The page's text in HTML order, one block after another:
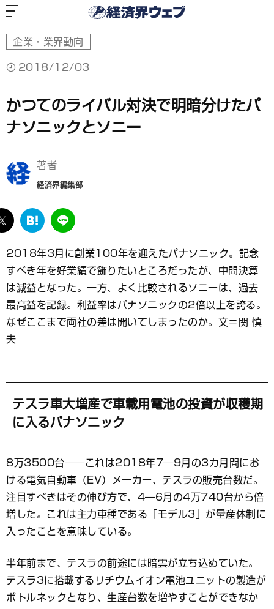
企業・業界動向
2018/12/03
かつてのライバル対決で明暗分けたパ
ナソニックとソニー
著者
経済界編集部
twitter
は
な
ブ
ッ
ク
マ
ー
ク
LINE
2018年3月に創業100年を迎えたパナソニック。記念
すべき年を好業績で飾りたいところだったが、中間決算
は減益となった。一方、よく比較されるソニーは、過去
最高益を記録。利益率はパナソニックの2倍以上を誇る。
なぜここまで両社の差は開いてしまったのか。文＝関 慎
夫
テスラ車大増産で車載用電池の投資が収穫期
に入るパナソニック
8万3500台――これは2018年7―9月の3カ月間にお
ける電気自動車（EV）メーカー、テスラの販売台数だ。
注目すべきはその伸び方で、4―6月の4万740台から倍
増した。これは主力車種である「モデル3」が量産体制に
入ったことを意味している。
半年前まで、テスラの前途には暗雲が立ち込めていた。
テスラ3に搭載するリチウムイオン電池ユニットの製造が
ボトルネックとなり、生産台数を増やすことができなか